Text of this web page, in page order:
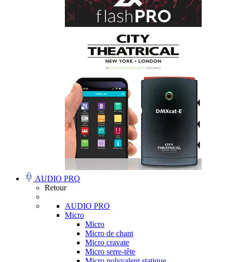
AUDIO PRO
Retour
AUDIO PRO
Micro
Micro
Micro de chant
Micro cravate
Micro serre-tête